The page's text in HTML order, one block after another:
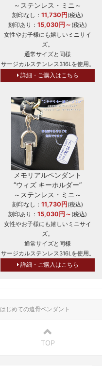
～ステンレス・ミニ～
刻印なし： 11,730円(税込)
刻印あり： 15,030円～ (税込)
女性やお子様にも嬉しいミニサイ
ズ。
通常サイズと同様
サージカルステンレス316Lを使用。
詳細・ご購入はこちら
メモリアルペンダント
“ウィズ キーホルダー”
～ステンレス・ミニ～
刻印なし： 11,730円(税込)
刻印あり： 15,030円～ (税込)
女性やお子様にも嬉しいミニサイ
ズ。
通常サイズと同様
サージカルステンレス316Lを使用。
詳細・ご購入はこちら
はじめての遺骨ペンダント
TOP